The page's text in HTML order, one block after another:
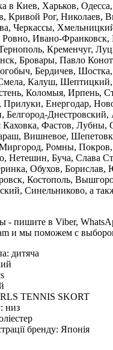
в Киев, Харьков,
Кривой Рог, Николаев,
Черкассы,
Ивано-Франковск,
Кременчуг,
Бровары, Павло
Бердичев,
Калуш, Шептицкий,
Коломыя, Ирпень,
Прилуки, Енергодар,
Белгород-
Фастов, Лубны,
Вишневое,
Ромны,
Нетешин, Буча, Слава
Обухов, Борислав,
Костополь,
Синельниково, а
- пишите в Viber,
и мы поможем с
дитяча
TENNIS SKORT
низ
бренду: Японія